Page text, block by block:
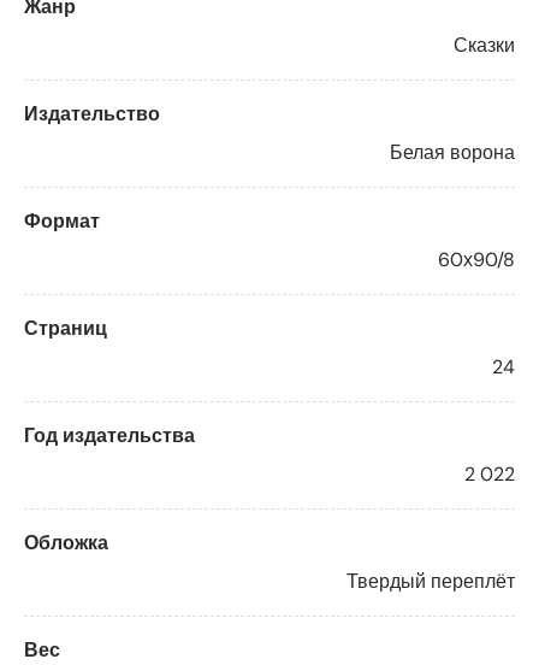
Жанр
Сказки
Издательство
Белая ворона
Формат
60х90/8
Страниц
24
Год издательства
2 022
Обложка
Твердый переплёт
Вес